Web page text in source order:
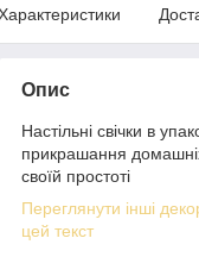
Опис
Настільні свічки в
прикрашання
своїй простоті
Переглянути інші
цей текст